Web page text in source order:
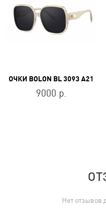
ОЧКИ BOLON BL 3093 A21
9000 р.
Нет отзывов